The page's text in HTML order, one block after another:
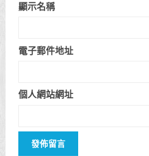
顯示名稱
電子郵件地址
個人網站網址